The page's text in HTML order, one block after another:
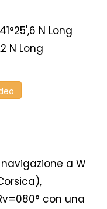
N Long
N Long
a W
con una